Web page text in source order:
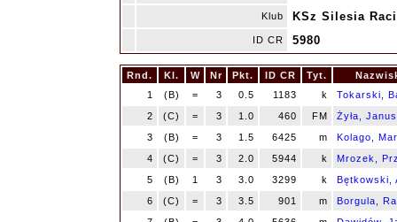
Klub KSz Silesia
ID CR 5980
Rnd. Kl. W Nr Pkt. ID CR Tyt.
1
(B) = 3 0.5 1183 k
Tokarski,
2
(C) = 3 1.0 460 FM
Żyła,
3
(B) = 3 1.5 6425 m
Kolago,
4
(C) = 3 2.0 5944 k
Mrozek,
5
(B) 1 3 3.0 3299 k
Bętkowski,
6
(C) = 3 3.5 901 m
Borgula,